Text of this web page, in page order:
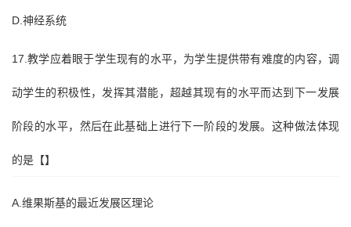
D.神经系统
17.教学应着眼于学生现有的水平，为学生提供带有难度的内容，调
动学生的积极性，发挥其潜能，超越其现有的水平而达到下一发展
阶段的水平，然后在此基础上进行下一阶段的发展。这种做法体现
的是【】
A.维果斯基的最近发展区理论